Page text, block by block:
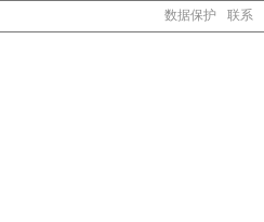
数据保护 联系